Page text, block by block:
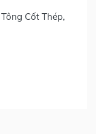
Cốt Thép,